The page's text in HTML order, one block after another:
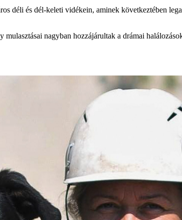
déli és dél-keleti vidékein, aminek következtében
mulasztásai nagyban hozzájárultak a drámai